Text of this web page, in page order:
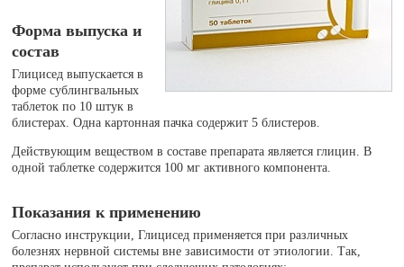
Форма выпуска и
состав
Глицисед выпускается в
форме сублингвальных
таблеток по 10 штук в
блистерах. Одна картонная пачка содержит 5 блистеров.
Действующим веществом в составе препарата является глицин. В
одной таблетке содержится 100 мг активного компонента.
Показания к применению
Согласно инструкции, Глицисед применяется при различных
болезнях нервной системы вне зависимости от этиологии. Так,